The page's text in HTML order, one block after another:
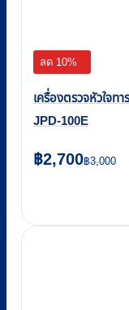
ลด 10%
เครื่องตรวจหัวใจ
JPD-100E
฿3,000
Original
฿3,000.
฿2,700
Current
฿2,700.